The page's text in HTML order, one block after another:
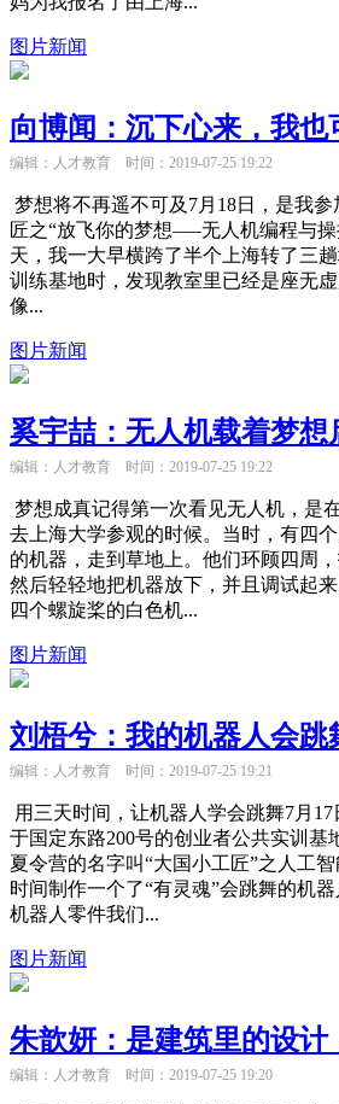
图片新闻
编辑：人才教育 时间：2019-07-25 19:22
梦想将不再遥不可及7月18日，是我
匠之“放飞你的梦想—–无人机编程与
天，我一大早横跨了半个上海转了三
训练基地时，发现教室里已经是座无
像...
图片新闻
奚宇喆：无人机载着梦想
编辑：人才教育 时间：2019-07-25 19:22
梦想成真记得第一次看见无人机，是
去上海大学参观的时候。当时，有四
的机器，走到草地上。他们环顾四周
然后轻轻地把机器放下，并且调试起
四个螺旋桨的白色机...
图片新闻
刘梧兮：我的机器人会跳
编辑：人才教育 时间：2019-07-25 19:21
用三天时间，让机器人学会跳舞7月
于国定东路200号的创业者公共实训基
夏令营的名字叫“大国小工匠”之人工
时间制作一个了“有灵魂”会跳舞的机
机器人零件我们...
图片新闻
朱歆妍：是建筑里的设计
编辑：人才教育 时间：2019-07-25 19:20